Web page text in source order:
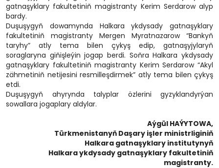
gatnaşyklary fakultetiniň magistranty Kerim Serdarow alyp
bardy.
Duşuşygyň dowamynda Halkara ykdysady gatnaşyklary
fakultetiniň magistranty Mergen Myratnazarow “Bankyň
taryhy” atly tema bilen çykyş edip, gatnaşyjylaryň
soraglaryna giňişleýin jogap berdi. Soňra Halkara ykdysady
gatnaşyklary fakultetiniň magistranty Kerim Serdarow “Akyl
zähmetiniň netijesini resmilleşdirmek” atly tema bilen çykyş
etdi.
Duşuşygyň ahyrynda talyplar özlerini gyzyklandyrýan
sowallara jogaplary aldylar.
Aýgül HAÝYTOWA,
Türkmenistanyň Daşary işler ministrliginiň
Halkara gatnaşyklary institutynyň
Halkara ykdysady gatnaşyklary fakultetiniň
magistranty.